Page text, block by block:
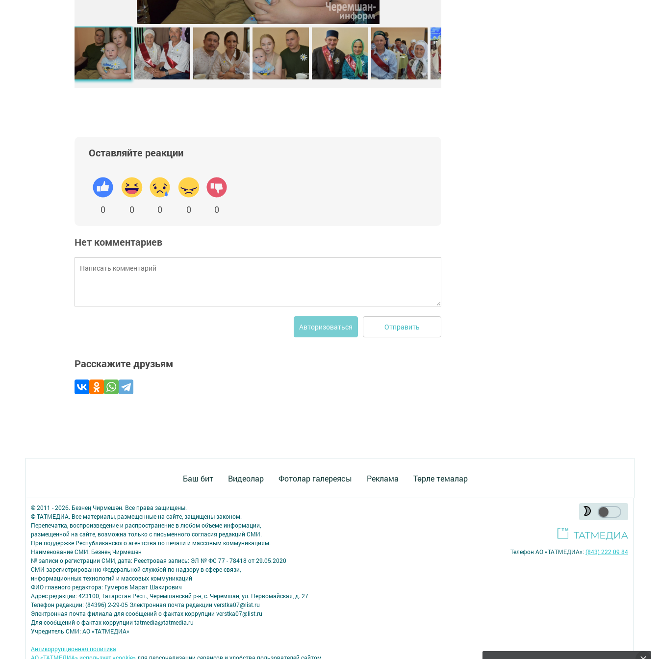
Оставляйте реакции
0 0 0 0 0
Нет комментариев
Авторизоваться Отправить
Расскажите друзьям
Баш бит Видеолар Фотолар галереясы Реклама Төрле темалар
© 2011 - 2026. Безнең Чирмешән. Все права защищены.
© ТАТМЕДИА. Все материалы, размещенные на сайте, защищены законом.
Перепечатка, воспроизведение и распространение в любом объеме информации,
размещенной на сайте, возможна только с письменного согласия редакций СМИ.
При поддержке Республиканского агентства по печати и массовым коммуникациям.
Наименование СМИ: Безнең Чирмешән
№ записи о регистрации СМИ, дата: Реестровая запись: ЭЛ № ФС 77 - 78418 от 29.05.2020
СМИ зарегистрированно Федеральной службой по надзору в сфере связи,
информационных технологий и массовых коммуникаций
ФИО главного редактора: Гумеров Марат Шакирович
Адрес редакции: 423100, Татарстан Респ., Черемшанский р-н, с. Черемшан, ул. Первомайская, д. 27
Телефон редакции: (84396) 2-29-05 Электронная почта редакции verstka07@list.ru
Электронная почта филиала для сообщений о фактах коррупции verstka07@list.ru
Для сообщений о фактах коррупции tatmedia@tatmedia.ru
Учредитель СМИ: АО «ТАТМЕДИА»
Антикоррупционная политика
Телефон АО «ТАТМЕДИА»:(843) 222 09 84